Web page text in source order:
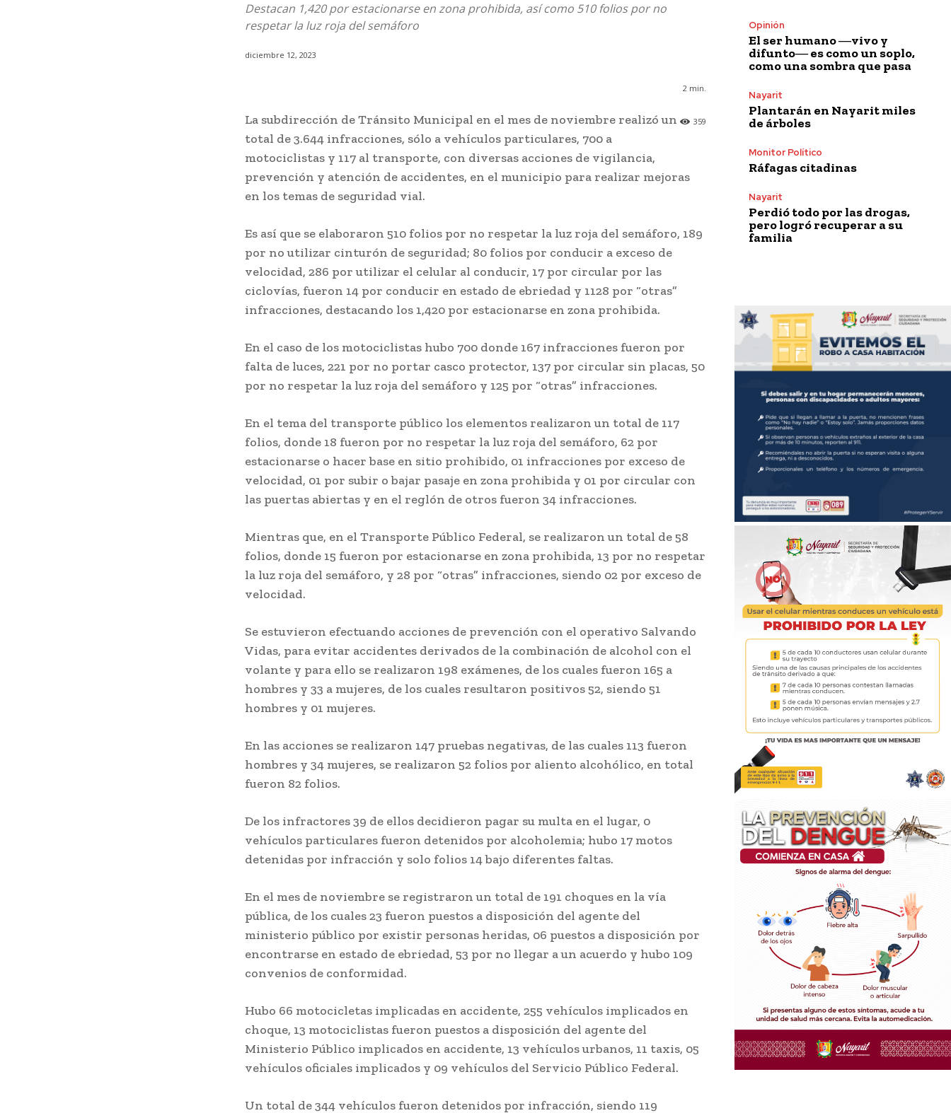
Destacan 1,420 por estacionarse en zona prohibida, así como 510 folios por no
respetar la luz roja del semáforo
diciembre 12, 2023
2 min.
359
La subdirección de Tránsito Municipal en el mes de noviembre realizó un
total de 3.644 infracciones, sólo a vehículos particulares, 700 a
motociclistas y 117 al transporte, con diversas acciones de vigilancia,
prevención y atención de accidentes, en el municipio para realizar mejoras
en los temas de seguridad vial.
Es así que se elaboraron 510 folios por no respetar la luz roja del semáforo, 189
por no utilizar cinturón de seguridad; 80 folios por conducir a exceso de
velocidad, 286 por utilizar el celular al conducir, 17 por circular por las
ciclovías, fueron 14 por conducir en estado de ebriedad y 1128 por “otras”
infracciones, destacando los 1,420 por estacionarse en zona prohibida.
En el caso de los motociclistas hubo 700 donde 167 infracciones fueron por
falta de luces, 221 por no portar casco protector, 137 por circular sin placas, 50
por no respetar la luz roja del semáforo y 125 por “otras” infracciones.
En el tema del transporte público los elementos realizaron un total de 117
folios, donde 18 fueron por no respetar la luz roja del semáforo, 62 por
estacionarse o hacer base en sitio prohibido, 01 infracciones por exceso de
velocidad, 01 por subir o bajar pasaje en zona prohibida y 01 por circular con
las puertas abiertas y en el reglón de otros fueron 34 infracciones.
Mientras que, en el Transporte Público Federal, se realizaron un total de 58
folios, donde 15 fueron por estacionarse en zona prohibida, 13 por no respetar
la luz roja del semáforo, y 28 por “otras” infracciones, siendo 02 por exceso de
velocidad.
Se estuvieron efectuando acciones de prevención con el operativo Salvando
Vidas, para evitar accidentes derivados de la combinación de alcohol con el
volante y para ello se realizaron 198 exámenes, de los cuales fueron 165 a
hombres y 33 a mujeres, de los cuales resultaron positivos 52, siendo 51
hombres y 01 mujeres.
En las acciones se realizaron 147 pruebas negativas, de las cuales 113 fueron
hombres y 34 mujeres, se realizaron 52 folios por aliento alcohólico, en total
fueron 82 folios.
De los infractores 39 de ellos decidieron pagar su multa en el lugar, 0
vehículos particulares fueron detenidos por alcoholemia; hubo 17 motos
detenidas por infracción y solo folios 14 bajo diferentes faltas.
En el mes de noviembre se registraron un total de 191 choques en la vía
pública, de los cuales 23 fueron puestos a disposición del agente del
ministerio público por existir personas heridas, 06 puestos a disposición por
encontrarse en estado de ebriedad, 53 por no llegar a un acuerdo y hubo 109
convenios de conformidad.
Hubo 66 motocicletas implicadas en accidente, 255 vehículos implicados en
choque, 13 motociclistas fueron puestos a disposición del agente del
Ministerio Público implicados en accidente, 13 vehículos urbanos, 11 taxis, 05
vehículos oficiales implicados y 09 vehículos del Servicio Público Federal.
Un total de 344 vehículos fueron detenidos por infracción, siendo 119
Opinión
El ser humano ―vivo y
difunto― es como un soplo,
como una sombra que pasa
Nayarit
Plantarán en Nayarit miles
de árboles
Monitor Político
Ráfagas citadinas
Nayarit
Perdió todo por las drogas,
pero logró recuperar a su
familia